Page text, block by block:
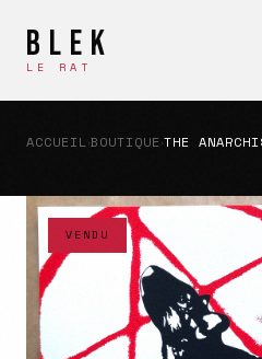
BLEK
LE RAT
ACCUEIL›BOUTIQUE ›THE
VENDU